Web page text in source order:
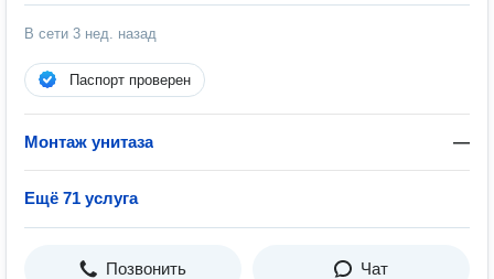
В сети 3 нед. назад
Паспорт проверен
Монтаж унитаза —
Ещё 71 услуга
Позвонить Чат